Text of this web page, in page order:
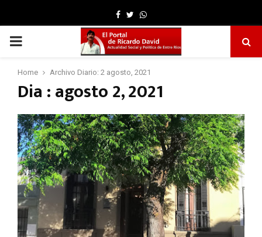
Facebook
TwitterWhatsapp
PRIMARY
MENU
Home Archivo Diario: 2 agosto, 2021
Dia : agosto 2, 2021